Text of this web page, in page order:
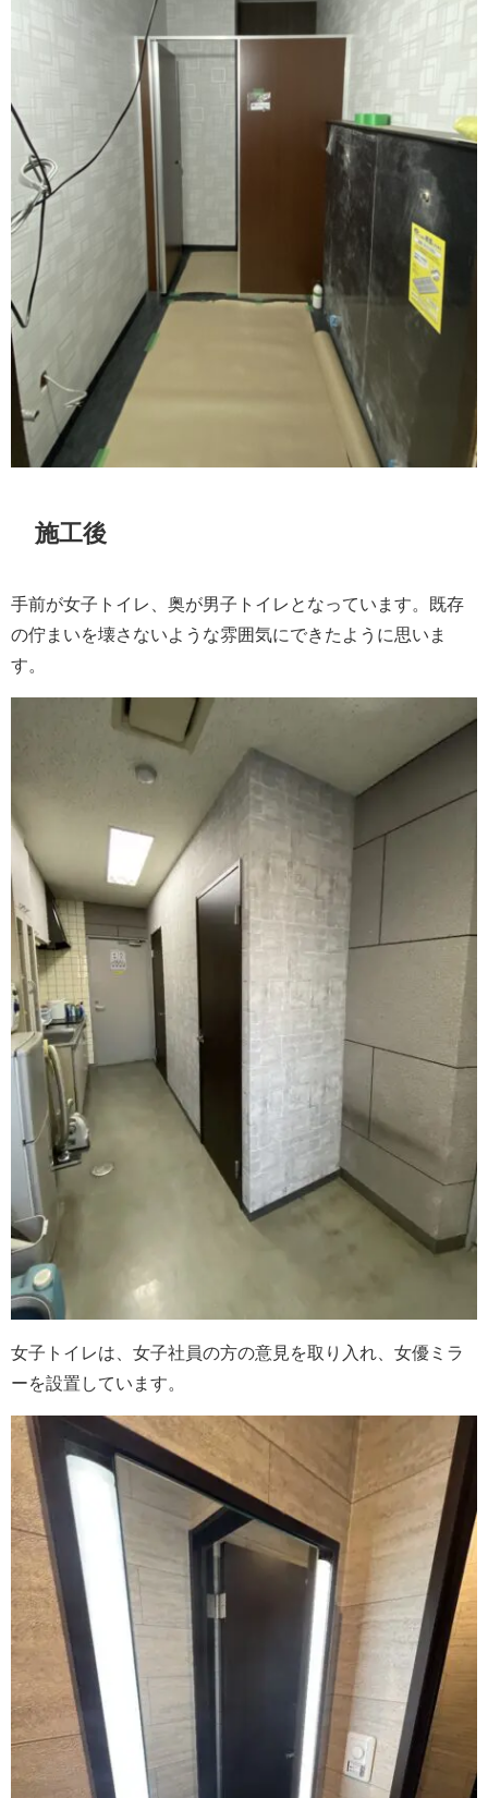
施工後
手前が女子トイレ、奥が男子トイレとなっています。既存
の佇まいを壊さないような雰囲気にできたように思いま
す。
女子トイレは、女子社員の方の意見を取り入れ、女優ミラ
ーを設置しています。